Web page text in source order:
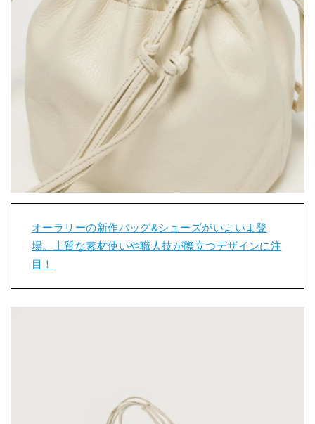
オーラリーの新作バッグ&シューズがいよいよ登
場。上質な素材使いや職人技が際立つデザインに注
目！